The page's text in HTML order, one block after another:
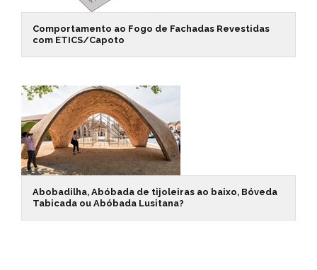
Comportamento ao Fogo de Fachadas Revestidas
com ETICS/Capoto
Abobadilha, Abóbada de tijoleiras ao baixo, Bóveda
Tabicada ou Abóbada Lusitana?